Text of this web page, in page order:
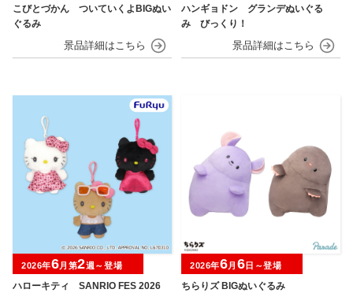
こびとづかん ついていくよBIGぬい
ぐるみ
ハンギョドン グランデぬいぐる
み びっくり！
ハローキティ SANRIO FES 2026
2026年6月第2週～登場
ちらりズ BIGぬいぐるみ
2026年6月 6日～登場